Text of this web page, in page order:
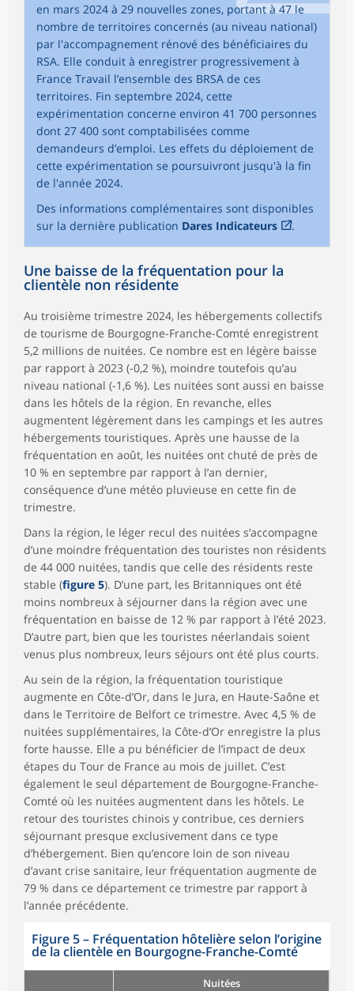
en mars 2024 à 29 nouvelles zones, portant à 47 le
nombre de territoires concernés (au niveau national)
par l'accompagnement rénové des bénéficiaires du
RSA. Elle conduit à enregistrer progressivement à
France Travail l’ensemble des BRSA de ces
territoires. Fin septembre 2024, cette
expérimentation concerne environ 41 700 personnes
dont 27 400 sont comptabilisées comme
demandeurs d’emploi. Les effets du déploiement de
cette expérimentation se poursuivront jusqu'à la fin
de l'année 2024.
Des informations complémentaires sont disponibles
sur la dernière publication Dares Indicateurs .
Une baisse de la fréquentation pour la
clientèle non résidente
Au troisième trimestre 2024, les hébergements collectifs
de tourisme de Bourgogne-Franche-Comté enregistrent
5,2 millions de nuitées. Ce nombre est en légère baisse
par rapport à 2023 (-0,2 %), moindre toutefois qu’au
niveau national (-1,6 %). Les nuitées sont aussi en baisse
dans les hôtels de la région. En revanche, elles
augmentent légèrement dans les campings et les autres
hébergements touristiques. Après une hausse de la
fréquentation en août, les nuitées ont chuté de près de
10 % en septembre par rapport à l’an dernier,
conséquence d’une météo pluvieuse en cette fin de
trimestre.
Dans la région, le léger recul des nuitées s’accompagne
d’une moindre fréquentation des touristes non résidents
de 44 000 nuitées, tandis que celle des résidents reste
stable (figure 5). D’une part, les Britanniques ont été
moins nombreux à séjourner dans la région avec une
fréquentation en baisse de 12 % par rapport à l’été 2023.
D’autre part, bien que les touristes néerlandais soient
venus plus nombreux, leurs séjours ont été plus courts.
Au sein de la région, la fréquentation touristique
augmente en Côte-d’Or, dans le Jura, en Haute-Saône et
dans le Territoire de Belfort ce trimestre. Avec 4,5 % de
nuitées supplémentaires, la Côte-d’Or enregistre la plus
forte hausse. Elle a pu bénéficier de l’impact de deux
étapes du Tour de France au mois de juillet. C’est
également le seul département de Bourgogne-Franche-
Comté où les nuitées augmentent dans les hôtels. Le
retour des touristes chinois y contribue, ces derniers
séjournant presque exclusivement dans ce type
d’hébergement. Bien qu’encore loin de son niveau
d’avant crise sanitaire, leur fréquentation augmente de
79 % dans ce département ce trimestre par rapport à
l’année précédente.
Figure 5– Fréquentation hôtelière selon l’origine
de la clientèle en Bourgogne-Franche-Comté
Nuitées